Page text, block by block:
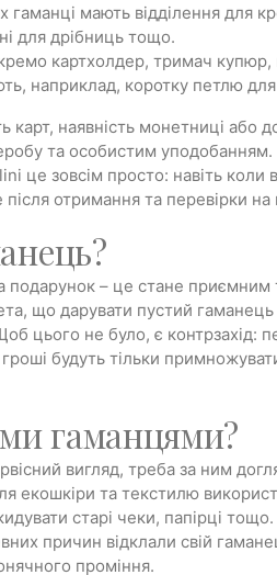
гаманці мають відділення
для дрібниць тощо.
картхолдер, тримач купюр,
наприклад, коротку петлю
карт, наявність монетниці
та особистим
це зовсім просто: навіть
отримання та перевірки на
– це стане
що дарувати пустий
цього не було, є
будуть тільки
гаманцями?
вигляд, треба за ним
екошкіри та текстилю
старі чеки, папірці
причин відклали свій
проміння.